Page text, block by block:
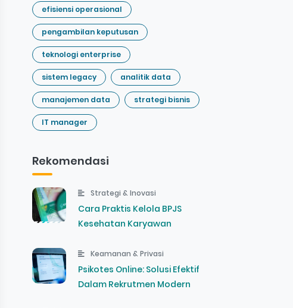
efisiensi operasional
pengambilan keputusan
teknologi enterprise
sistem legacy analitik data
manajemen data strategi bisnis
IT manager
Rekomendasi
Strategi & Inovasi
Cara Praktis Kelola BPJS
Kesehatan Karyawan
Keamanan & Privasi
Psikotes Online: Solusi Efektif
Dalam Rekrutmen Modern